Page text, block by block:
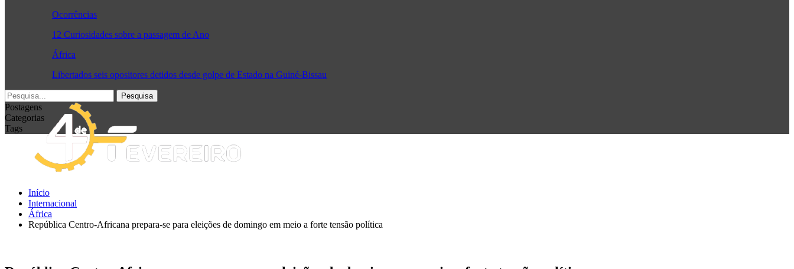
Ocorrências
12 Curiosidades sobre a passagem de Ano
África
Libertados seis opositores detidos desde golpe de Estado na Guiné-Bissau
Postagens
Categorias
Tags
Início
Internacional
África
República Centro-Africana prepara-se para eleições de domingo em meio a forte tensão política